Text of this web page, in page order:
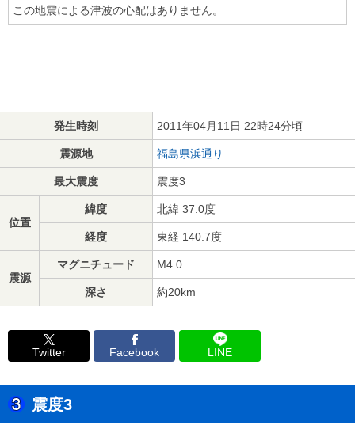
この地震による津波の心配はありません。
発生時刻 2011年04月11日 22時24分頃
震源地 福島県浜通り
最大震度 震度3
位置
緯度 北緯 37.0度
経度 東経 140.7度
震源
マグニチュード M4.0
深さ 約20km
Twitter Facebook LINE
震度3